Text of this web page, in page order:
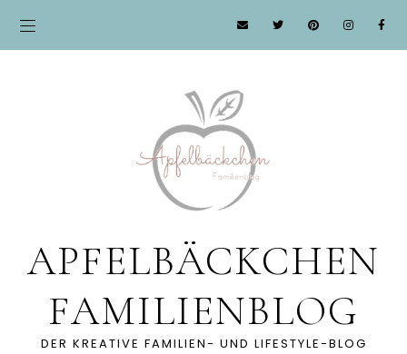
APFELBÄCKCHEN
FAMILIENBLOG
DER KREATIVE FAMILIEN- UND LIFESTYLE-BLOG